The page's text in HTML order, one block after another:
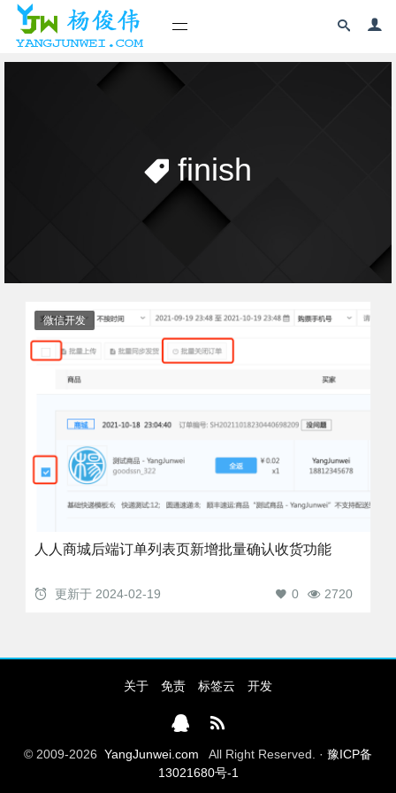
finish
微信开发
人人商城后端订单列表页新增批量确认收货功能
更新于 2024-02-19 2720
0
关于 免责 标签云 开发
© 2009-2026 YangJunwei.com All Right Reserved. · 豫ICP备
13021680号-1